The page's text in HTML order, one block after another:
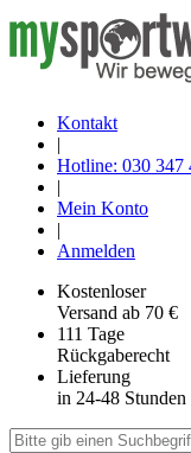
Kontakt
|
Hotline: 030 347
|
Mein Konto
|
Anmelden
Kostenloser
Versand ab 70 €
111 Tage
Rückgaberecht
Lieferung
in 24-48 Stunden